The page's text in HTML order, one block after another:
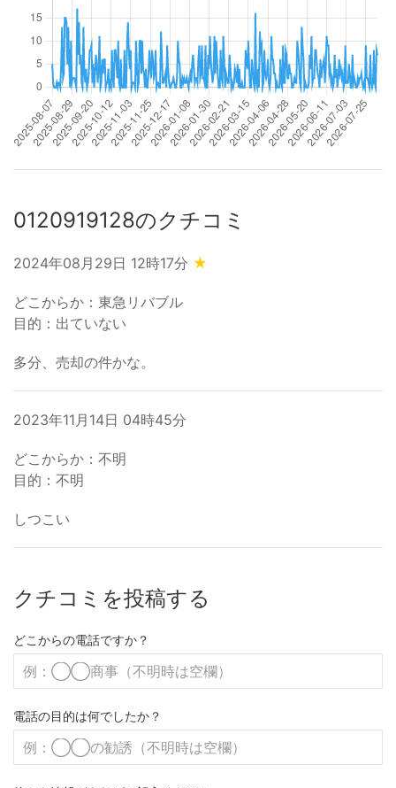
0120919128のクチコミ
2024年08月29日 12時17分 ★
どこからか：東急リバブル
目的：出ていない
多分、売却の件かな。
2023年11月14日 04時45分
どこからか：不明
目的：不明
しつこい
クチコミを投稿する
どこからの電話ですか？
電話の目的は何でしたか？